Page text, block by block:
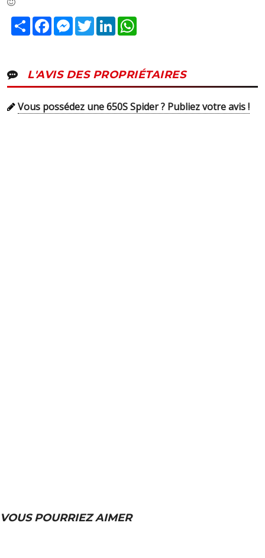
PartagerFacebookMessenger
TwitterLinkedIn
L'AVIS DES PROPRIÉTAIRES
Vous possédez une 650S Spider ? Publiez votre avis !
VOUS POURRIEZ AIMER